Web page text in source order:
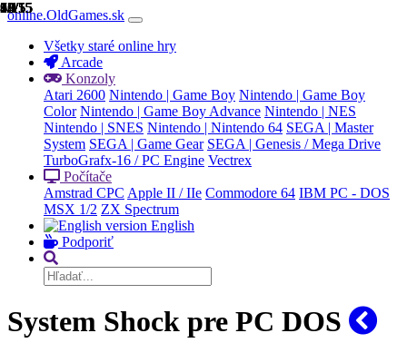
online.OldGames.sk
Všetky staré online hry
Arcade
Konzoly
Atari 2600 Nintendo | Game Boy Nintendo | Game Boy
Color Nintendo | Game Boy Advance Nintendo | NES
Nintendo | SNES Nintendo | Nintendo 64 SEGA | Master
System SEGA | Game Gear SEGA | Genesis / Mega Drive
TurboGrafx-16 / PC Engine Vectrex
Počítače
Amstrad CPC Apple II / IIe Commodore 64 IBM PC - DOS
MSX 1/2 ZX Spectrum
English
Podporiť
System Shock pre PC DOS
1/15
2/15
3/15
4/15
5/15
6/15
7/15
8/15
9/15
10/15
11/15
12/15
13/15
14/15
15/15